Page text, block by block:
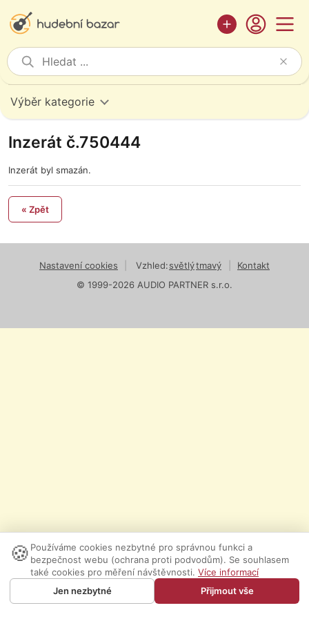
Výběr kategorie
Inzerát č.750444
Inzerát byl smazán.
« Zpět
Nastavení cookies Vzhled:světlýtmavý
Kontakt
© 1999-2026 AUDIO PARTNER s.r.o.
🍪 Používáme cookies nezbytné pro správnou funkci a
bezpečnost webu (ochrana proti podvodům). Se souhlasem
také cookies pro měření návštěvnosti. Více informací
Jen nezbytné
Přijmout vše